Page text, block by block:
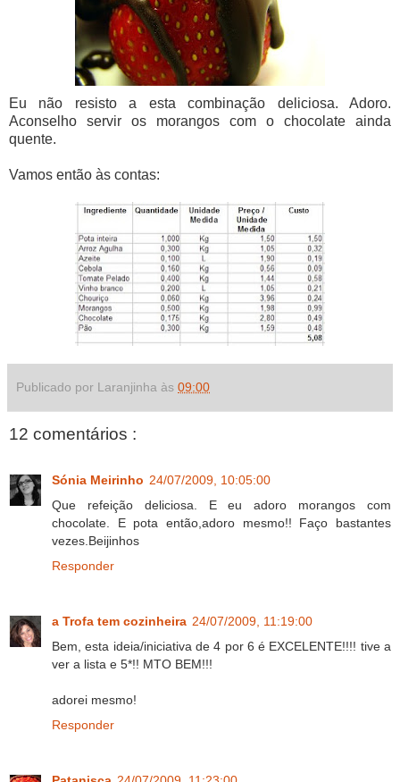
Eu não resisto a esta combinação deliciosa. Adoro.
Aconselho servir os morangos com o chocolate ainda
quente.
Vamos então às contas:
Publicado por Laranjinha às 09:00
12 comentários :
Sónia Meirinho 24/07/2009, 10:05:00
Que refeição deliciosa. E eu adoro morangos com
chocolate. E pota então,adoro mesmo!! Faço bastantes
vezes.Beijinhos
Responder
a Trofa tem cozinheira 24/07/2009, 11:19:00
Bem, esta ideia/iniciativa de 4 por 6 é EXCELENTE!!!! tive a
ver a lista e 5*!! MTO BEM!!!
adorei mesmo!
Responder